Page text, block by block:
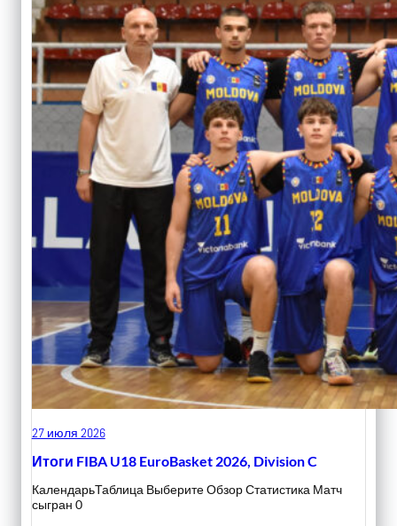
27 июля 2026
Итоги FIBA U18 EuroBasket 2026, Division C
КалендарьТаблица Выберите Обзор Статистика Матч
сыгран 0